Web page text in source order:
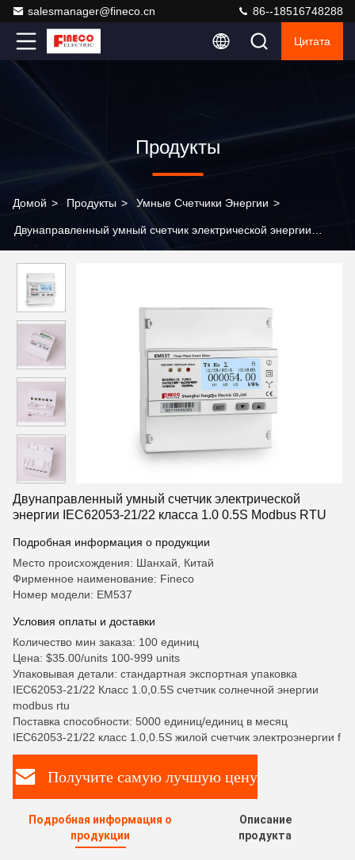
salesmanager@fineco.cn 86--18516748288
Цитата
Продукты
Домой > Продукты > Умные Счетчики Энергии >
Двунаправленный умный счетчик электрической энергии
Двунаправленный умный счетчик электрической
энергии IEC62053-21/22 класса 1.0 0.5S Modbus RTU
Подробная информация о продукции
Место происхождения: Шанхай, Китай
Фирменное наименование: Fineco
Номер модели: EM537
Условия оплаты и доставки
Количество мин заказа: 100 единиц
Цена: $35.00/units 100-999 units
Упаковывая детали: стандартная экспортная упаковка
IEC62053-21/22 Класс 1.0,0.5S счетчик солнечной энергии
modbus rtu
Поставка способности: 5000 единиц/единиц в месяц
IEC62053-21/22 класс 1.0,0.5S жилой счетчик электроэнергии f
Получите самую лучшую цену
Подробная информация о
продукции
Описание
продукта